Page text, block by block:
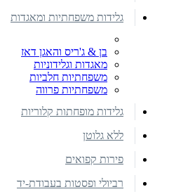
גלידות משפחתיות ומאגדות
בן & ג'ריס והאגן דאז
מאגדות וגלידוניות
משפחתיות חלביות
משפחתיות פרווה
גלידות מופחתות קלוריות
ללא גלוטן
פירות קפואים
רביולי ופסטות בעבודת-יד